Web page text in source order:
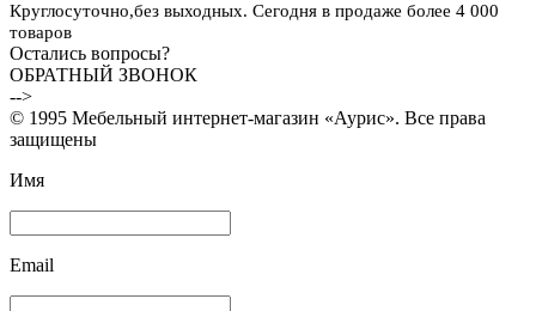
Круглосуточно,без выходных. Сегодня в продаже более 4 000
товаров
Остались вопросы?
ОБРАТНЫЙ ЗВОНОК
-->
© 1995 Мебельный интернет-магазин «Аурис». Все права
защищены
Имя
Email